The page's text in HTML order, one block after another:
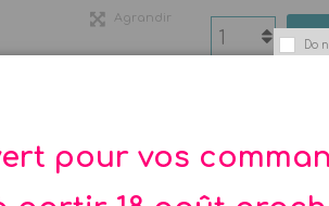
Do
pour vos
Agrandir